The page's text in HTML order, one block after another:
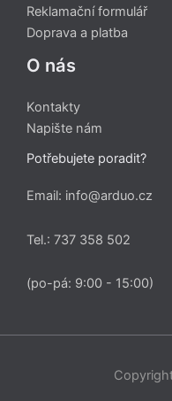
Reklamační formulář
Doprava a platba
O nás
Kontakty
Napište nám
Potřebujete poradit?
Email: info@arduo.cz
Tel.: 737 358 502
(po-pá: 9:00 - 15:00)